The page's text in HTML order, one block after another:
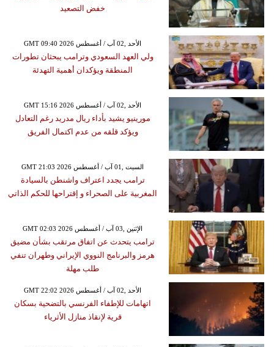
خفض التصعيد
GMT 09:40 2026 الأحد ,02 آب / أغسطس
ولي العهد السعودي وترامب يبحثان تطورات
المنطقة ويؤكدان أهمية التهدئة
GMT 15:16 2026 الأحد ,02 آب / أغسطس
مورينيو يشيد بأداء ريال مدريد رغم التعادل
ويؤكد قلقه من عدم اكتمال الفريق
GMT 21:03 2026 السبت ,01 آب / أغسطس
ترامب يجدد اعتراف واشنطن بالسيادة
المغربية على الصحراء و إقتراحها للحكم الذاتي
GMT 02:03 2026 الإثنين ,03 آب / أغسطس
ترامب يتحدث عن اتفاق مرتقب بشأن مضيق
هرمز والبرنامج النووي الإيراني وطهران تنفي
طلب مهلة
GMT 22:02 2026 الأحد ,02 آب / أغسطس
اتهامات للإطفاء الفرنسي بالتضحية بسكان
قرية لإنقاذ منازل الأثرياء